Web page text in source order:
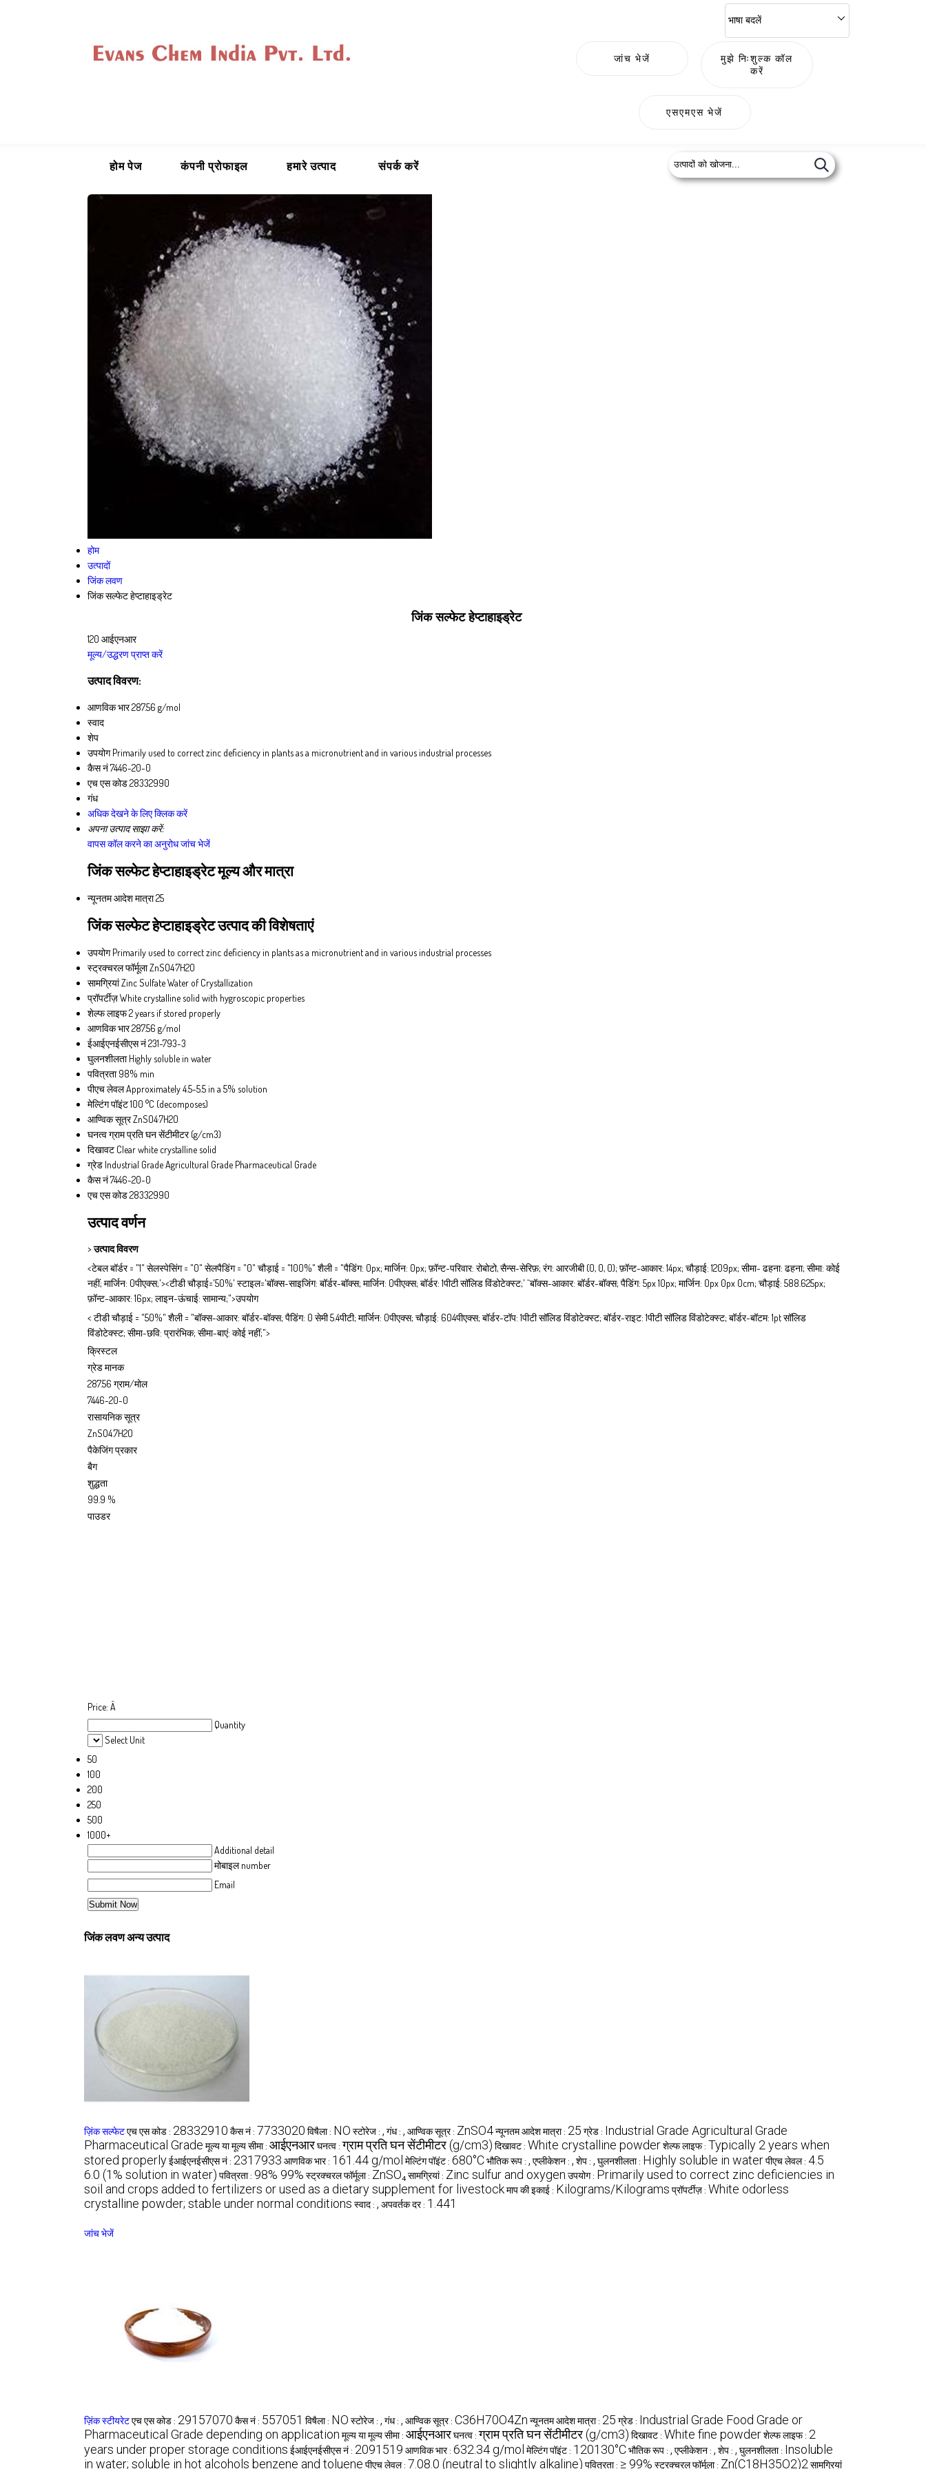
भाषा बदलें
जांच भेजें
मुझे निःशुल्क कॉल
करें
एसएमएस भेजें
होम पेज कंपनी प्रोफाइल हमारे उत्पाद संपर्क करें
होम
उत्पादों
जिंक लवण
जिंक सल्फेट हेप्टाहाइड्रेट
जिंक सल्फेट हेप्टाहाइड्रेट
120 आईएनआर
मूल्य/उद्धरण प्राप्त करें
उत्पाद विवरण:
आणविक भार287.56 g/mol
स्वाद
शेप
उपयोग Primarily used to correct zinc deficiency in plants as a micronutrient and in various industrial processes
कैस नं7446-20-0
एच एस कोड28332990
गंध
अधिक देखने के लिए क्लिक करें
अपना उत्पाद साझा करें:
वापस कॉल करने का अनुरोधजांच भेजें
जिंक सल्फेट हेप्टाहाइड्रेट मूल्य और मात्रा
न्यूनतम आदेश मात्रा25
जिंक सल्फेट हेप्टाहाइड्रेट उत्पाद की विशेषताएं
उपयोग Primarily used to correct zinc deficiency in plants as a micronutrient and in various industrial processes
स्ट्रक्चरल फॉर्मूलाZnSO4·7H2O
सामग्रियांZinc Sulfate Water of Crystallization
प्रॉपर्टीज़White crystalline solid with hygroscopic properties
शेल्फ लाइफ2 years if stored properly
आणविक भार287.56 g/mol
ईआईएनईसीएस नं231-793-3
घुलनशीलता Highly soluble in water
पवित्रता 98% min
पीएच लेवलApproximately 4.5-5.5 in a 5% solution
मेल्टिंग पॉइंट100 °C (decomposes)
आण्विक सूत्रZnSO4·7H2O
घनत्वग्राम प्रति घन सेंटीमीटर (g/cm3)
दिखावट Clear white crystalline solid
ग्रेड Industrial Grade Agricultural Grade Pharmaceutical Grade
कैस नं7446-20-0
एच एस कोड28332990
उत्पाद वर्णन
>उत्पाद विवरण
<टेबल बॉर्डर = "1" सेलस्पेसिंग = "0" सेलपैडिंग = "0" चौड़ाई = "100%" शैली = "पैडिंग: 0px; मार्जिन: 0px; फ़ॉन्ट-परिवार: रोबोटो, सैन्स-सेरिफ़; रंग: आरजीबी (0, 0, 0); फ़ॉन्ट-आकार: 14px; चौड़ाई: 1209px; सीमा- ढहना: ढहना; सीमा: कोई
नहीं; मार्जिन: 0पीएक्स;'><टीडी चौड़ाई='50%' स्टाइल='बॉक्स-साइजिंग: बॉर्डर-बॉक्स; मार्जिन: 0पीएक्स; बॉर्डर: 1पीटी सॉलिड विंडोटेक्स्ट;' ``बॉक्स-आकार: बॉर्डर-बॉक्स; पैडिंग: 5px 10px; मार्जिन: 0px 0px 0cm; चौड़ाई: 588.625px;
फ़ॉन्ट-आकार: 16px; लाइन-ऊंचाई: सामान्य;">उपयोग
< टीडी चौड़ाई = "50%" शैली = "बॉक्स-आकार: बॉर्डर-बॉक्स; पैडिंग: 0 सेमी 5.4पीटी; मार्जिन: 0पीएक्स; चौड़ाई: 604पीएक्स; बॉर्डर-टॉप: 1पीटी सॉलिड विंडोटेक्स्ट; बॉर्डर-राइट: 1पीटी सॉलिड विंडोटेक्स्ट; बॉर्डर-बॉटम: 1pt सॉलिड
विंडोटेक्स्ट; सीमा-छवि: प्रारंभिक; सीमा-बाएं: कोई नहीं;">
क्रिस्टल
ग्रेड मानक
287.56 ग्राम/मोल
7446-20-0
रासायनिक सूत्र
ZnSO4.7H2O
पैकेजिंग प्रकार
बैग
शुद्धता
99.9 %
पाउडर
Price: Â
Quantity
Select Unit
50
100
200
250
500
1000+
Additional detail
मोबाइल number
Email
जिंक लवण अन्य उत्पाद
ज़िंक सल्फेटएच एस कोड : 28332910 कैस नं : 7733020 विषैला : NO स्टोरेज : , गंध : , आण्विक सूत्र : ZnSO4न्यूनतम आदेश मात्रा : 25 ग्रेड : Industrial Grade Agricultural Grade
Pharmaceutical Grade मूल्य या मूल्य सीमा : आईएनआरघनत्व :ग्राम प्रति घन सेंटीमीटर (g/cm3) दिखावट : White crystalline powderशेल्फ लाइफ : Typically 2 years when
stored properlyईआईएनईसीएस नं : 2317933 आणविक भार : 161.44 g/mol मेल्टिंग पॉइंट : 680°Cभौतिक रूप : , एप्लीकेशन : , शेप : , घुलनशीलता : Highly soluble in waterपीएच लेवल : 4.5
6.0 (1% solution in water) पवित्रता : 98% 99% स्ट्रक्चरल फॉर्मूला : ZnSO₄ सामग्रियां : Zinc sulfur and oxygen उपयोग : Primarily used to correct zinc deficiencies in
soil and crops added to fertilizers or used as a dietary supplement for livestockमाप की इकाई : Kilograms/Kilograms प्रॉपर्टीज़ : White odorless
crystalline powder; stable under normal conditions स्वाद : , अपवर्तक दर : 1.441
जांच भेजें
ज़िंक स्टीयरेटएच एस कोड : 29157070 कैस नं : 557051 विषैला : NO स्टोरेज : , गंध : , आण्विक सूत्र : C36H70O4Zn न्यूनतम आदेश मात्रा : 25 ग्रेड : Industrial Grade Food Grade or
Pharmaceutical Grade depending on application मूल्य या मूल्य सीमा : आईएनआरघनत्व :ग्राम प्रति घन सेंटीमीटर (g/cm3) दिखावट : White fine powderशेल्फ लाइफ : 2
years under proper storage conditions ईआईएनईसीएस नं : 2091519 आणविक भार : 632.34 g/mol मेल्टिंग पॉइंट : 120130°Cभौतिक रूप : , एप्लीकेशन : , शेप : , घुलनशीलता : Insoluble
in water; soluble in hot alcohols benzene and toluene पीएच लेवल : 7.08.0 (neutral to slightly alkaline) पवित्रता : ≥ 99% स्ट्रक्चरल फॉर्मूला : Zn(C18H35O2)2 सामग्रियां